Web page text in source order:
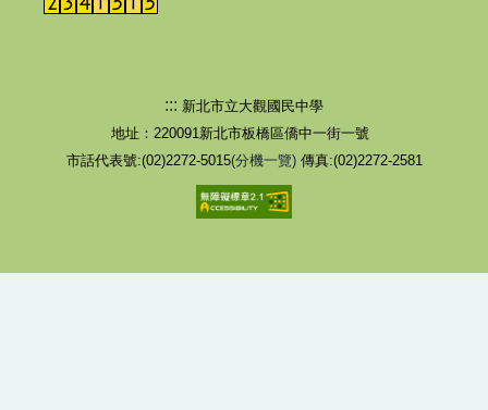
反霸凌專線1953、教育部反霸凌專區
交通安全宣導專區
健康促進專區
防制學生藥物濫用資源網
::: 新北市立大觀國民中學
地址：220091新北市板橋區僑中一街一號
市話代表號:(02)2272-5015(分機一覽) 傳真:(02)2272-2581